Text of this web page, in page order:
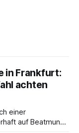
in Frankfurt:
achten
einer
auf Beatmung